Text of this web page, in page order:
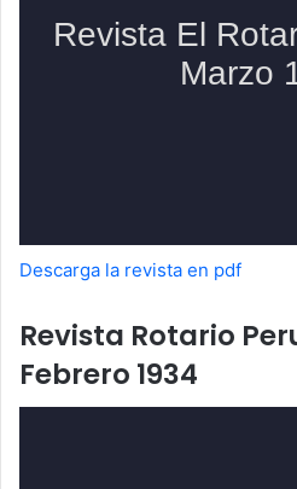
Descarga la revista en pdf
Revista Rotario
Febrero 1934